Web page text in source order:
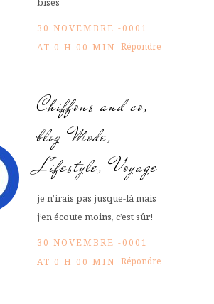
30 NOVEMBRE -0001
AT 0 H 00 MIN Répondre
Chiffons and co,
blog Mode,
Lifestyle, Voyage
je n’irais pas jusque-là mais
j’en écoute moins, c’est sûr!
30 NOVEMBRE -0001
AT 0 H 00 MIN Répondre